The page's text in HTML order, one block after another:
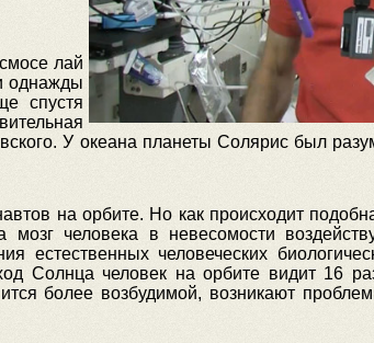
лай
однажды
спустя
У океана планеты Солярис был
на орбите. Но как происходит
человека в невесомости
естественных человеческих
Солнца человек на орбите видит 16
более возбудимой, возникают